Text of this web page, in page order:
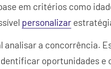
em critérios como
personalizar
analisar a concorrência.
oportunidades